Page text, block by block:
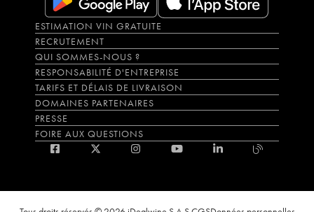
ESTIMATION VIN GRATUITE
RECRUTEMENT
QUI SOMMES-NOUS ?
RESPONSABILITÉ D'ENTREPRISE
TARIFS ET DÉLAIS DE LIVRAISON
DOMAINES PARTENAIRES
PRESSE
FOIRE AUX QUESTIONS